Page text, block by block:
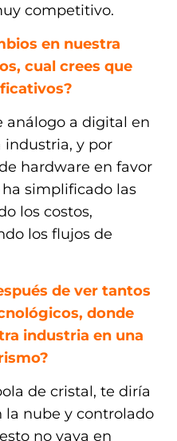
competitivo.
en nuestra
cual crees que
análogo a digital en
industria, y por
hardware en favor
simplificado las
los costos,
los flujos de
de ver tantos
donde
industria en una
de cristal, te diría
la nube y controlado
no vaya en